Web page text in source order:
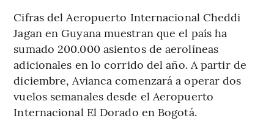
Cifras del Aeropuerto Internacional Cheddi
Jagan en Guyana muestran que el país ha
sumado 200.000 asientos de aerolíneas
adicionales en lo corrido del año. A partir de
diciembre, Avianca comenzará a operar dos
vuelos semanales desde el Aeropuerto
Internacional El Dorado en Bogotá.